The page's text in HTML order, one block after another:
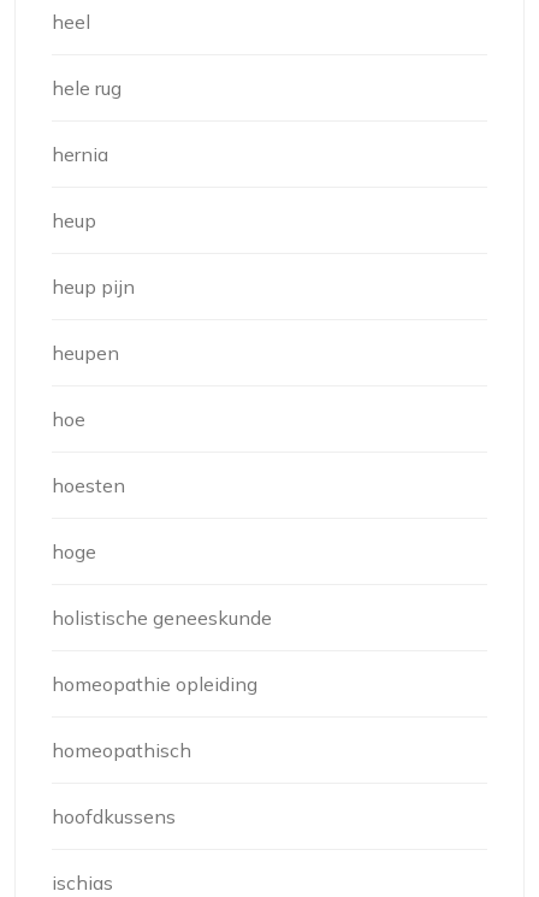
heel
hele rug
hernia
heup
heup pijn
heupen
hoe
hoesten
hoge
holistische geneeskunde
homeopathie opleiding
homeopathisch
hoofdkussens
ischias